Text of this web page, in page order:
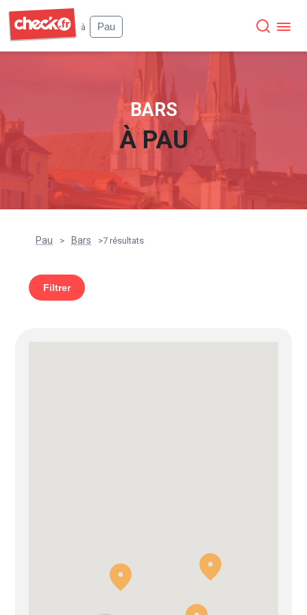
à
Pau
BARS
ÀPAU
Pau > Bars >7 résultats
Filtrer